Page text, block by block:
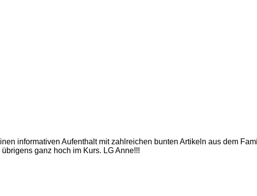
informativen Aufenthalt mit zahlreichen bunten Artikeln aus dem
ganz hoch im Kurs. LG Anne!!!